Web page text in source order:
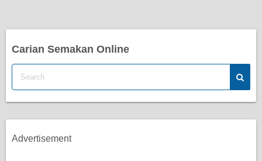
Carian Semakan Online
Advertisement